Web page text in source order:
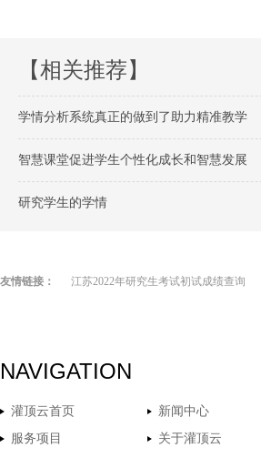
【相关推荐】
学情分析系统真正的做到了助力精准教学
智慧课堂促进学生个性化成长和智慧发展
研究学生的学情
友情链接： 江苏2022年研究生考试初试成绩查询
NAVIGATION
灌顶云首页
新闻中心
服务项目
关于灌顶云